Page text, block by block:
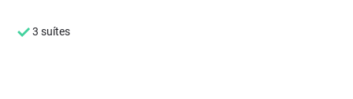
3 suítes